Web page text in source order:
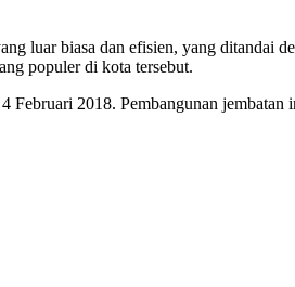
luar biasa dan efisien, yang ditandai
populer di kota tersebut.
2018. Pembangunan